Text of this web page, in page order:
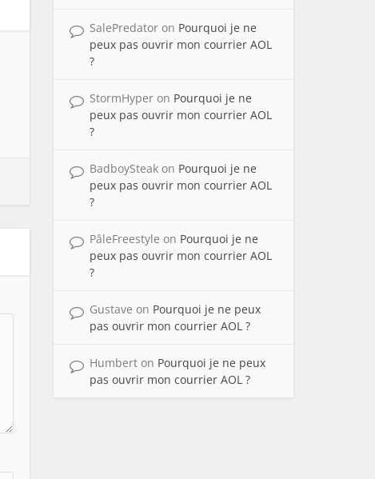
SalePredator on Pourquoi je ne
peux pas ouvrir mon courrier AOL
?
StormHyper on Pourquoi je ne
peux pas ouvrir mon courrier AOL
?
BadboySteak on Pourquoi je ne
peux pas ouvrir mon courrier AOL
?
PâleFreestyle on Pourquoi je ne
peux pas ouvrir mon courrier AOL
?
Gustave on Pourquoi je ne peux
pas ouvrir mon courrier AOL ?
Humbert on Pourquoi je ne peux
pas ouvrir mon courrier AOL ?